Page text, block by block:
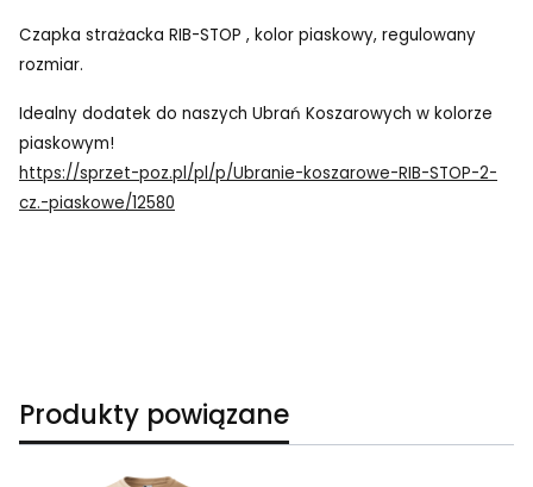
Czapka strażacka RIB-STOP , kolor piaskowy, regulowany
rozmiar.
Idealny dodatek do naszych Ubrań Koszarowych w kolorze
piaskowym!
https://sprzet-poz.pl/pl/p/Ubranie-koszarowe-RIB-STOP-2-
cz.-piaskowe/12580
Produkty powiązane